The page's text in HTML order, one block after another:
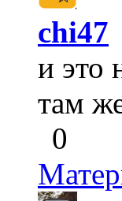
chi47
и это
там
0